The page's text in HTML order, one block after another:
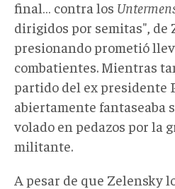
final… contra los
dirigidos por semitas", de
presionando prometió
combatientes. Mientras
partido del ex presidente
abiertamente fantaseaba
volado en pedazos por la
militante.
A pesar de que Zelensky